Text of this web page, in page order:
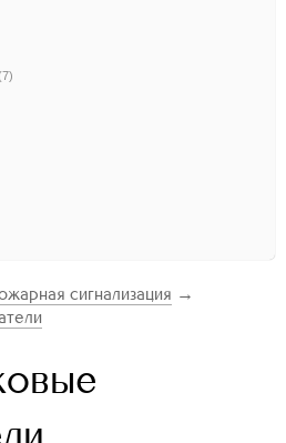
7)
сигнализация →